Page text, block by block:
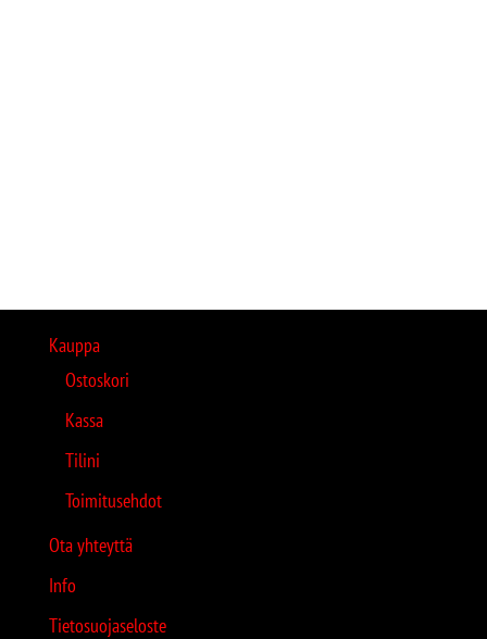
Kauppa
Ostoskori
Kassa
Tilini
Toimitusehdot
Ota yhteyttä
Info
Tietosuojaseloste